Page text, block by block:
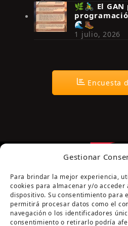
Gestionar
Para brindar la mejor experiencia,
cookies para almacenar y/o
dispositivo. Su consentimiento para
permitirá procesar datos como el
navegación o los identificadores
consentimiento o retirarlo podría
🌿🚴‍♂️ El
🌊🥾
1 julio, 2026
Encuesta
Página cofinanciada por la